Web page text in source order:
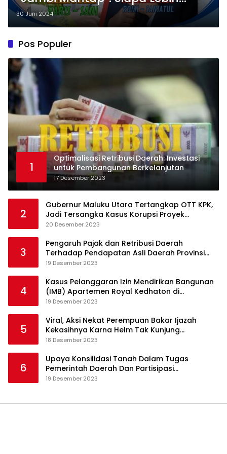
Memikat Hati Pemilih?
30 Juni 2024
Pos Populer
1
Optimalisasi Retribusi Daerah: Investasi
untuk Pembangunan Berkelanjutan
17 Desember 2023
2
Gubernur Maluku Utara Tertangkap OTT KPK,
Jadi Tersangka Kasus Korupsi Proyek
Pengadaan Barang dan Jasa
20 Desember 2023
3
Pengaruh Pajak dan Retribusi Daerah
Terhadap Pendapatan Asli Daerah Provinsi
Jambi
19 Desember 2023
4
Kasus Pelanggaran Izin Mendirikan Bangunan
(IMB) Apartemen Royal Kedhaton di
Yogyakarta
19 Desember 2023
5
Viral, Aksi Nekat Perempuan Bakar Ijazah
Kekasihnya Karna Helm Tak Kunjung
Dikembalikan
18 Desember 2023
6
Upaya Konsilidasi Tanah Dalam Tugas
Pemerintah Daerah Dan Partisipasi
Masyarakat
19 Desember 2023